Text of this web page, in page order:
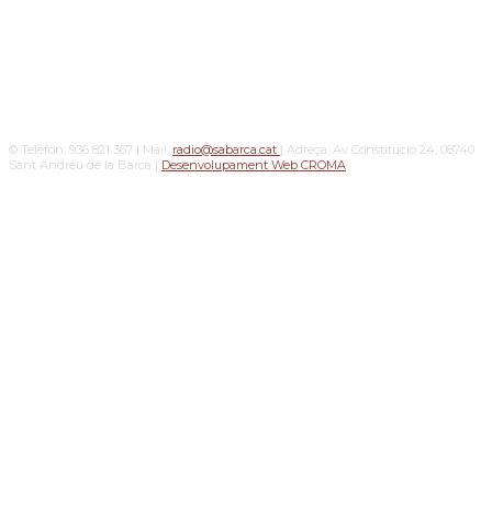
© Telèfon: 936 821 367 | Mail: radio@sabarca.cat | Adreça: Av Constitució 24, 08740
Sant Andreu de la Barca | Desenvolupament Web CROMA